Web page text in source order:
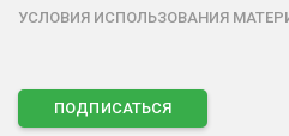
УСЛОВИЯ ИСПОЛЬЗОВАНИЯ
ПОДПИСАТЬСЯ